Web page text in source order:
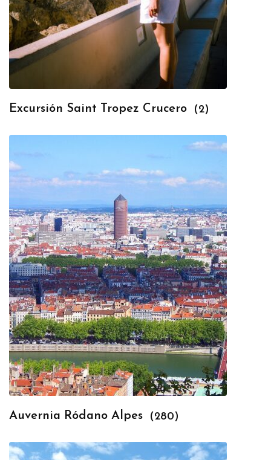
Excursión Saint Tropez Crucero (2)
Auvernia Ródano Alpes (280)